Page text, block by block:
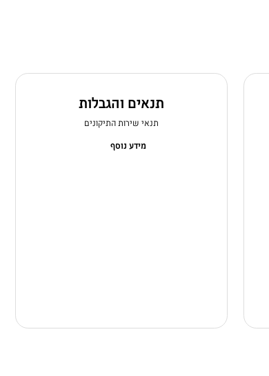
תנאים והגבלות
תנאי שירות התיקונים
מידע נוסף